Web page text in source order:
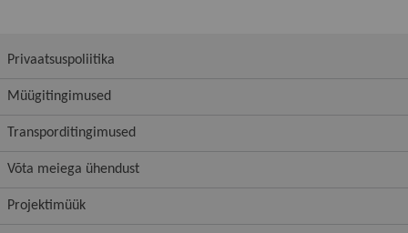
Privaatsuspoliitika
Müügitingimused
Transporditingimused
Võta meiega ühendust
Projektimüük